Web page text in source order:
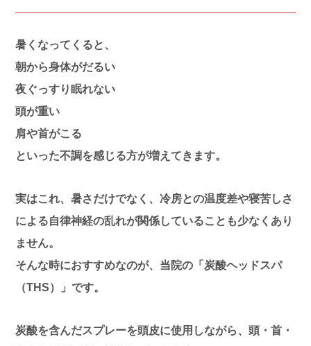
暑くなってくると、
朝から身体がだるい
夜ぐっすり眠れない
頭が重い
肩や首がこる
といった不調を感じる方が増えてきます。
実はこれ、暑さだけでなく、冷房との温度差や寝苦しさ
による自律神経の乱れが関係していることも少なくあり
ません。
そんな時におすすめなのが、当院の「炭酸ヘッドスパ
（THS）」です。
炭酸を含んだスプレーを頭皮に使用しながら、頭・首・